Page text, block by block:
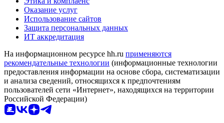
Оказание услуг
Использование сайтов
Защита персональных данных
ИТ аккредитация
На информационном ресурсе hh.ru применяются
рекомендательные технологии (информационные технологии
предоставления информации на основе сбора, систематизации
и анализа сведений, относящихся к предпочтениям
пользователей сети «Интернет», находящихся на территории
Российской Федерации)